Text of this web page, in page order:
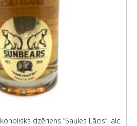
dzēriens “Saules Lācis”, alc.